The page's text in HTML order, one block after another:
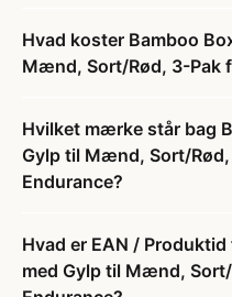
Hvad koster Bamboo
Mænd, Sort/Rød, 3-Pak
Hvilket mærke står bag
Gylp til Mænd, Sort/
Endurance?
Hvad er EAN /
med Gylp til Mænd,